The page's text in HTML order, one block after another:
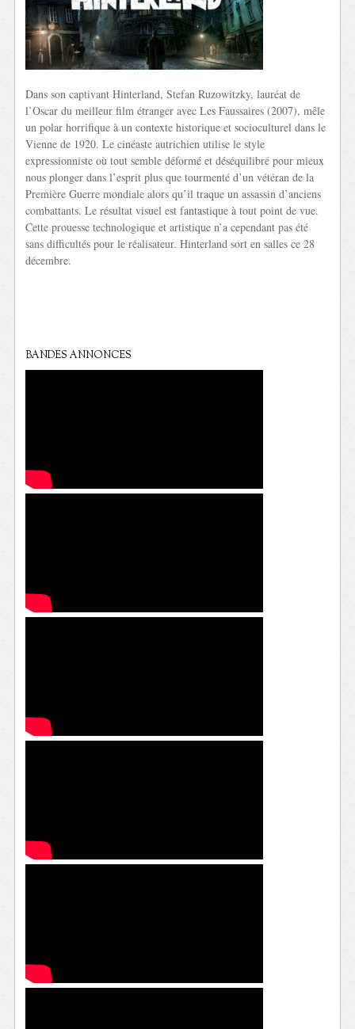
Dans son captivant Hinterland, Stefan Ruzowitzky, lauréat de
l’Oscar du meilleur film étranger avec Les Faussaires (2007), mêle
un polar horrifique à un contexte historique et socioculturel dans le
Vienne de 1920. Le cinéaste autrichien utilise le style
expressionniste où tout semble déformé et déséquilibré pour mieux
nous plonger dans l’esprit plus que tourmenté d’un vétéran de la
Première Guerre mondiale alors qu’il traque un assassin d’anciens
combattants. Le résultat visuel est fantastique à tout point de vue.
Cette prouesse technologique et artistique n’a cependant pas été
sans difficultés pour le réalisateur. Hinterland sort en salles ce 28
décembre.
BANDES ANNONCES